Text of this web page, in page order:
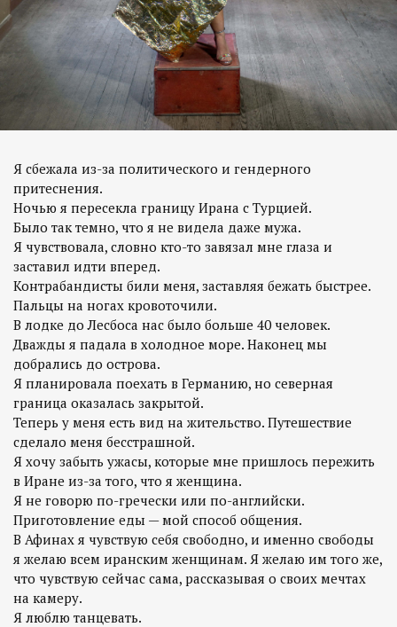
Я сбежала из-за политического и гендерного
притеснения.
Ночью я пересекла границу Ирана с Турцией.
Было так темно, что я не видела даже мужа.
Я чувствовала, словно кто-то завязал мне глаза и
заставил идти вперед.
Контрабандисты били меня, заставляя бежать быстрее.
Пальцы на ногах кровоточили.
В лодке до Лесбоса нас было больше 40 человек.
Дважды я падала в холодное море. Наконец мы
добрались до острова.
Я планировала поехать в Германию, но северная
граница оказалась закрытой.
Теперь у меня есть вид на жительство. Путешествие
сделало меня бесстрашной.
Я хочу забыть ужасы, которые мне пришлось пережить
в Иране из-за того, что я женщина.
Я не говорю по-гречески или по-английски.
Приготовление еды — мой способ общения.
В Афинах я чувствую себя свободно, и именно свободы
я желаю всем иранским женщинам. Я желаю им того же,
что чувствую сейчас сама, рассказывая о своих мечтах
на камеру.
Я люблю танцевать.